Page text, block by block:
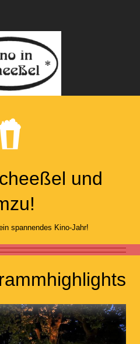
und
spannendes Kino-Jahr!